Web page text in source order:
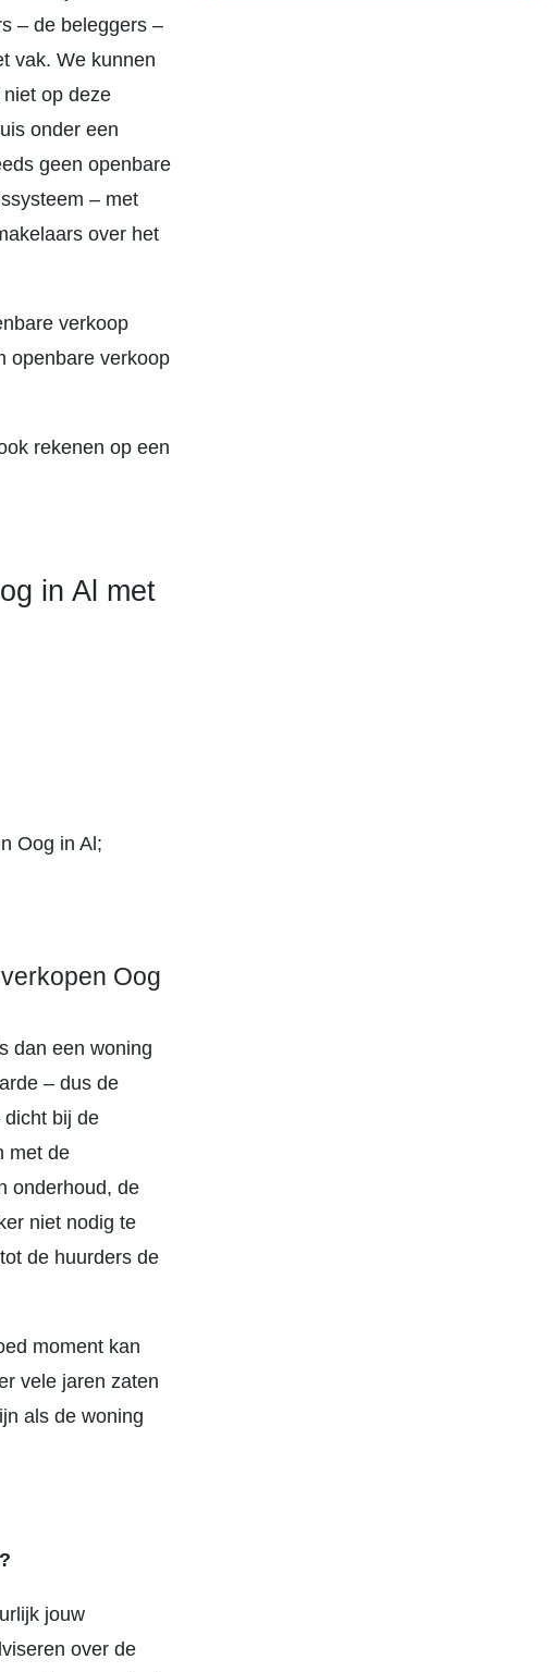
– de beleggers –
vak. We kunnen
op deze
onder een
geen openbare
– met
over het
verkoop
openbare verkoop
rekenen op een
in Al met
Oog in Al;
Oog
dan een woning
– dus de
bij de
met de
onderhoud, de
niet nodig te
de huurders de
moment kan
vele jaren zaten
als de woning
jouw
over de